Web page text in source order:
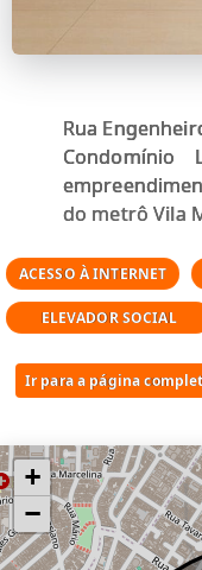
Rua
Condomínio
do metrô Vila
ACESSO À INTERNET
ELEVADOR SOCIAL
Ir para a página
+
−